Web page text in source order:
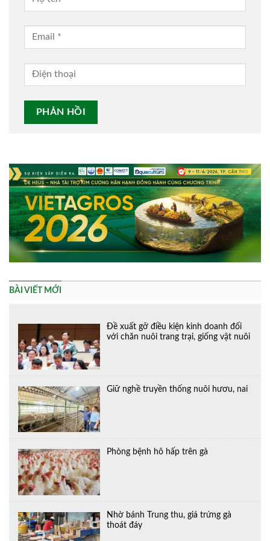
BÀI VIẾT MỚI
Đề xuất gỡ điều kiện kinh doanh đối
với chăn nuôi trang trại, giống vật nuôi
Giữ nghề truyền thống nuôi hươu, nai
Phòng bệnh hô hấp trên gà
Nhờ bánh Trung thu, giá trứng gà
thoát đáy